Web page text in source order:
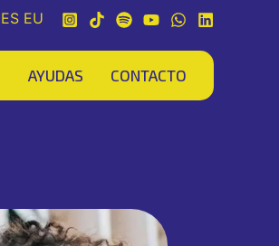
ES EU
AYUDAS CONTACTO